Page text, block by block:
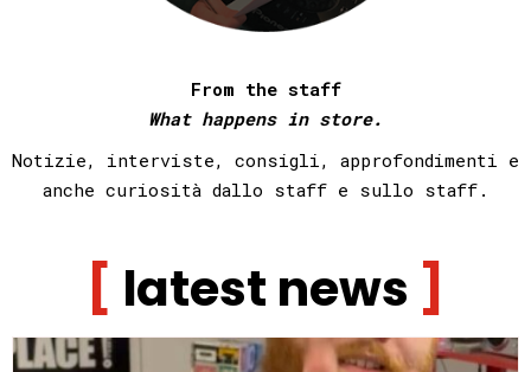
From the staff
What happens in store.
Notizie, interviste, consigli, approfondimenti e
anche curiosità dallo staff e sullo staff.
latest news